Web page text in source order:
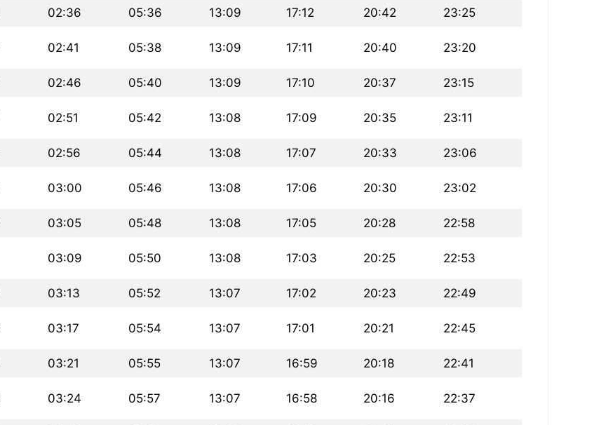
02:36 05:36 13:09 17:12 20:42 23:25
02:41 05:38 13:09 17:11 20:40 23:20
02:46 05:40 13:09 17:10 20:37 23:15
02:51 05:42 13:08 17:09 20:35 23:11
02:56 05:44 13:08 17:07 20:33 23:06
03:00 05:46 13:08 17:06 20:30 23:02
03:05 05:48 13:08 17:05 20:28 22:58
03:09 05:50 13:08 17:03 20:25 22:53
03:13 05:52 13:07 17:02 20:23 22:49
03:17 05:54 13:07 17:01 20:21 22:45
03:21 05:55 13:07 16:59 20:18 22:41
03:24 05:57 13:07 16:58 20:16 22:37